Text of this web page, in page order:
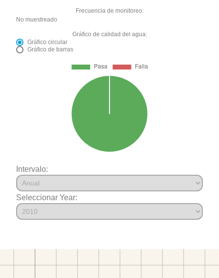
Frecuencia de monitoreo:
No muestreado
Gráfico de calidad del agua:
Gráfico circular
Gráfico de barras
Intervalo:
Seleccionar Year: